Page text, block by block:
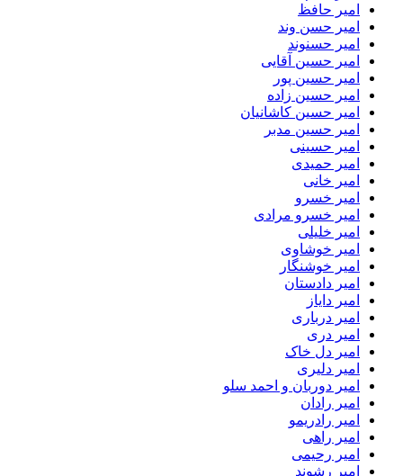
امیر حافظ
امیر حسن وند
امیر حسنوند
امیر حسین آقایی
امیر حسین پور
امیر حسین زاده
امیر حسین کاشانیان
امیر حسین مدبر
امیر حسینی
امیر حمیدی
امیر خانی
امیر خسرو
امیر خسرو مرادی
امیر خلیلی
امیر خوشاوی
امیر خوشنگار
امیر دادستان
امیر دایاز
امیر درباری
امیر دری
امیر دل خاک
امیر دلیری
امیر دوربان و احمد سلو
امیر رادان
امیر رادریمو
امیر راهی
امیر رحیمی
امیر رشوند